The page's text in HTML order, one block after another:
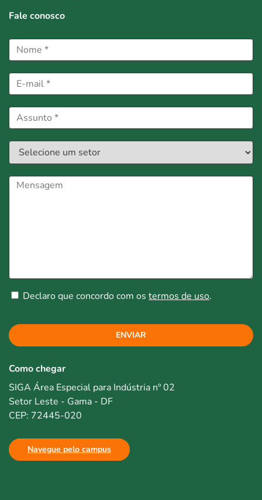
Fale conosco
Declaro que concordo com os termos de uso.
ENVIAR
Como chegar
SIGA Área Especial para Indústria nº 02
Setor Leste - Gama - DF
CEP: 72445-020
Navegue pelo campus